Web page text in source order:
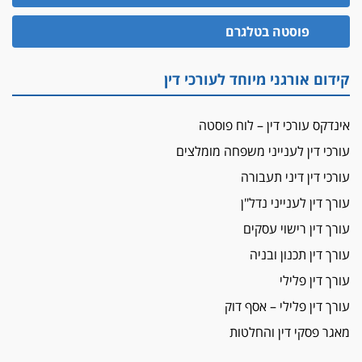
הזכות לטנף
זוכה עורך-דין שהשווה את ברק לסינוואר ואת
מאסר לעורך הדין
פיקטיביות בשם פלסטינים
על המידתיות
ביה"ד המשמעתי ביטל השעיה לצמיתות של
עורכת-דין שהביעה שמחה ב-7 באוקטובר
אשם
עו"ד הלל בבייב הורשע בהונאת עשרות לקוחות,
ההסדר: 7-9 שנות מאסר
דין ומקרקעין
עורך דין ברמת השרון נחקר בחשד למרמה בעסקת
פוסטה בטלגרם
קידום אורגני מיוחד לעורכי דין
אינדקס עורכי דין – לוח פוסטה
עורכי דין לענייני משפחה מומלצים
עורכי דין דיני תעבורה
עורך דין לענייני נדל"ן
עורך דין רישוי עסקים
עורך דין תכנון ובניה
עורך דין פלילי
עורך דין פלילי – אסף דוק
מאגר פסקי דין והחלטות